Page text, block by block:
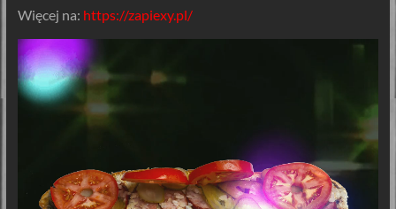
Więcej na: https://zapiexy.pl/